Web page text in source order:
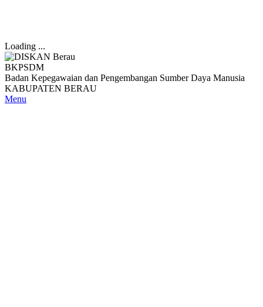
Loading ...
BKPSDM
Badan Kepegawaian dan Pengembangan Sumber Daya Manusia
KABUPATEN BERAU
Menu